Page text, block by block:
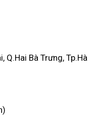
Q.Hai Bà Trưng, Tp.Hà